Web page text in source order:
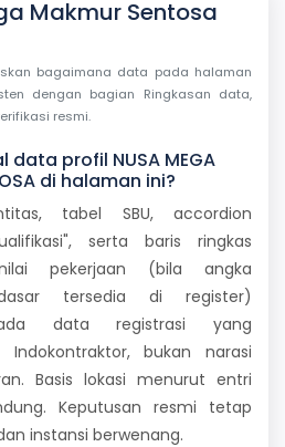
Makmur Sentosa
bagaimana data pada halaman
dengan bagian Ringkasan data,
resmi.
data profil NUSA MEGA
di halaman ini?
tabel SBU, accordion
serta baris ringkas
pekerjaan (bila angka
tersedia di register)
data registrasi yang
Indokontraktor, bukan narasi
Basis lokasi menurut entri
Keputusan resmi tetap
instansi berwenang.